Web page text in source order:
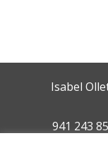
Isabel
941 243